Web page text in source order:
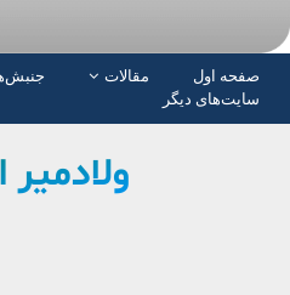
صفحە اول مقالات
سایت‌های دیگر